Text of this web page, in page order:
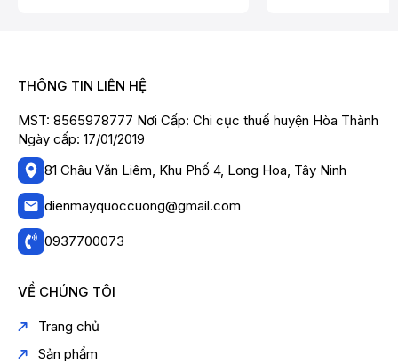
THÔNG TIN LIÊN HỆ
MST: 8565978777 Nơi Cấp: Chi cục thuế huyện Hòa Thành
Ngày cấp: 17/01/2019
81 Châu Văn Liêm, Khu Phố 4, Long Hoa, Tây Ninh
dienmayquoccuong@gmail.com
0937700073
VỀ CHÚNG TÔI
Trang chủ
Sản phẩm